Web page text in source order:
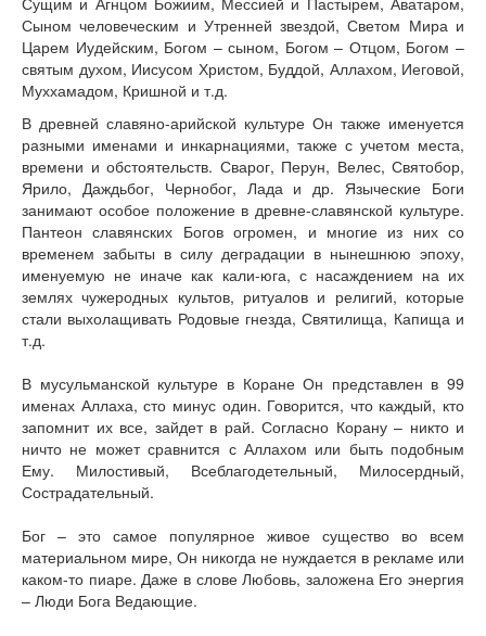
Сыном человеческим и Утренней звездой, Светом Мира и
Царем Иудейским, Богом – сыном, Богом – Отцом, Богом –
святым духом, Иисусом Христом, Буддой, Аллахом, Иеговой,
Муххамадом, Кришной и т.д.
В древней славяно-арийской культуре Он также именуется
разными именами и инкарнациями, также с учетом места,
времени и обстоятельств. Сварог, Перун, Велес, Святобор,
Ярило, Даждьбог, Чернобог, Лада и др. Языческие Боги
занимают особое положение в древне-славянской культуре.
Пантеон славянских Богов огромен, и многие из них со
временем забыты в силу деградации в нынешнюю эпоху,
именуемую не иначе как кали-юга, с насаждением на их
землях чужеродных культов, ритуалов и религий, которые
стали выхолащивать Родовые гнезда, Святилища, Капища и
т.д.
В мусульманской культуре в Коране Он представлен в 99
именах Аллаха, сто минус один. Говорится, что каждый, кто
запомнит их все, зайдет в рай. Согласно Корану – никто и
ничто не может сравнится с Аллахом или быть подобным
Ему. Милостивый, Всеблагодетельный, Милосердный,
Сострадательный.
Бог – это самое популярное живое существо во всем
материальном мире, Он никогда не нуждается в рекламе или
каком-то пиаре. Даже в слове Любовь, заложена Его энергия
– Люди Бога Ведающие.